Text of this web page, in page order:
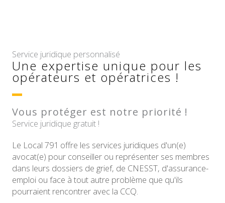
Service juridique personnalisé
Une expertise unique pour les
opérateurs et opératrices !
Vous protéger est notre priorité !
Service juridique gratuit !
Le Local 791 offre les services juridiques d'un(e)
avocat(e) pour conseiller ou représenter ses membres
dans leurs dossiers de grief, de CNESST, d'assurance-
emploi ou face à tout autre problème que qu'ils
pourraient rencontrer avec la CCQ.